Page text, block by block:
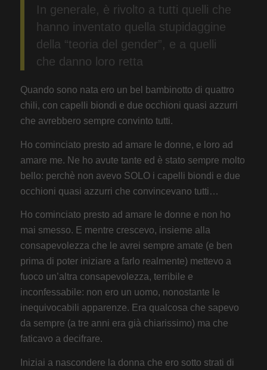
In generale, è rivolto a tutti quelli che
hanno inventato quella stupidaggine
della “teoria del gender”, e a quelli
che danno loro retta
Quando sono nata ero un bel bambinotto di quattro
chili, con capelli biondi e due occhioni quasi azzurri
che avrebbero sempre convinto tutti.
Ho cominciato presto ad amare le donne, e loro ad
amare me. Ne ho avute tante ed è stato sempre molto
bello: perchè non avevo SOLO i capelli biondi e due
occhioni quasi azzurri che convincevano tutti…
Ho cominciato presto ad amare le donne e non ho
mai smesso. E mentre crescevo, insieme alla
consapevolezza che le avrei sempre amate (e ben
prima di poter iniziare a farlo realmente) mettevo a
fuoco un’altra consapevolezza, terribile e
inconfessabile: non ero un uomo, nonostante le
inequivocabili apparenze. Era qualcosa che sapevo
da sempre (a tre anni era già chiarissimo) ma che
faticavo a decifrare.
Iniziai a nascondere la donna che ero sotto strati di